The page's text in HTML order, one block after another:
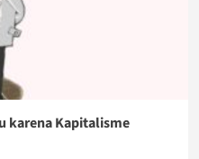
karena Kapitalisme